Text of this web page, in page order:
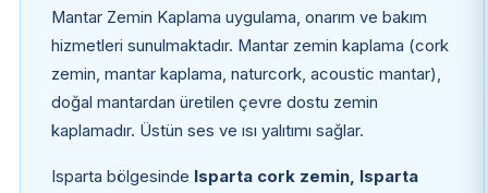
Mantar Zemin Kaplama uygulama, onarım ve bakım
hizmetleri sunulmaktadır. Mantar zemin kaplama (cork
zemin, mantar kaplama, naturcork, acoustic mantar),
doğal mantardan üretilen çevre dostu zemin
kaplamadır. Üstün ses ve ısı yalıtımı sağlar.
Isparta bölgesinde Isparta cork zemin, Isparta